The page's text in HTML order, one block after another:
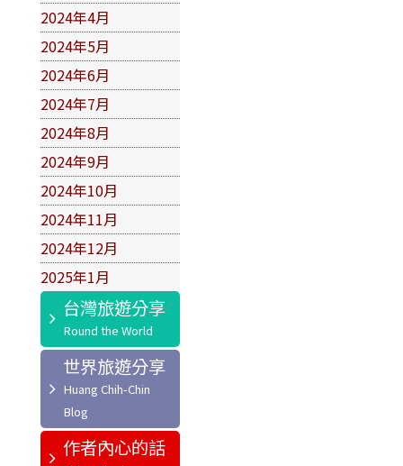
2024年4月
2024年5月
2024年6月
2024年7月
2024年8月
2024年9月
2024年10月
2024年11月
2024年12月
2025年1月
台灣旅遊分享
世界旅遊分享
作者內心的話